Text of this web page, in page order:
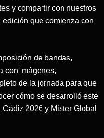
y compartir con nuestros
edición que comienza con
de bandas,
con imágenes,
de la jornada para que
cómo se desarrolló este
2026 y Mister Global